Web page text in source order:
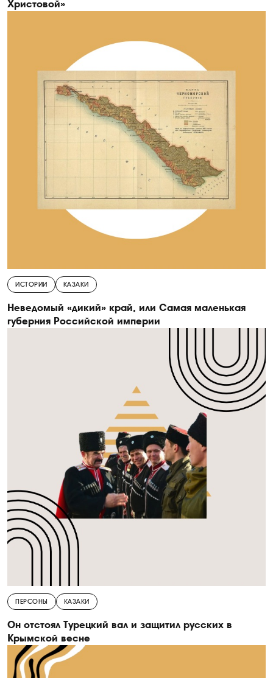
Христовой»
ИСТОРИИ КАЗАКИ
Неведомый «дикий» край, или Самая маленькая
губерния Российской империи
ПЕРСОНЫ КАЗАКИ
Он отстоял Турецкий вал и защитил русских в
Крымской весне